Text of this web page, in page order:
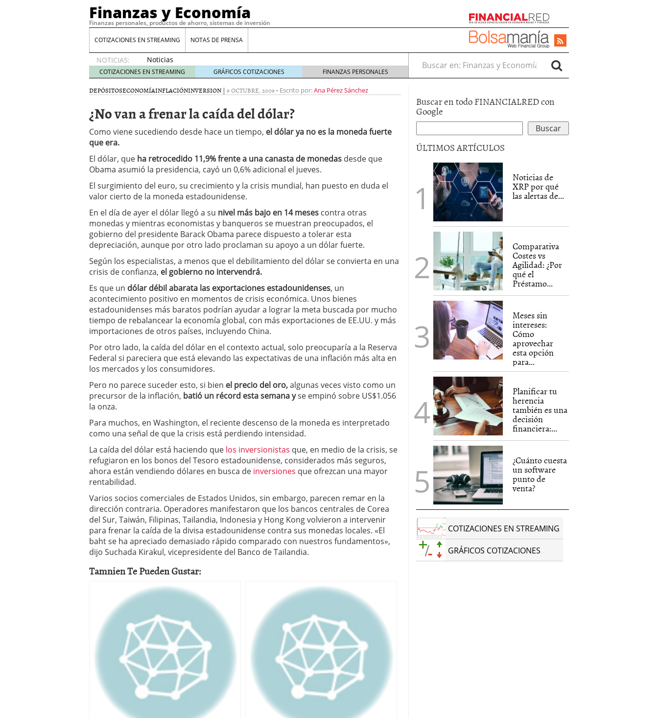
Finanzas y Economía
Finanzas personales, productos de ahorro, sistemas de inversión
COTIZACIONES EN STREAMING NOTAS DE PRENSA
NOTICIAS:
Noticias
de XRP
por qué
las
de
whales
suelen
llegar
de abril
de 2026
Comparativa Costes vs Agilidad: ¿Por qué el Préstamo Promotor privado
acelera la rentabilidad? 12 de diciembre de 2025
Meses sin intereses: Cómo aprovechar esta opción para gestionar tus
24 de noviembre de 2025
Planificar tu herencia también es una decisión financiera: cómo anticiparte
a los costes 21 de noviembre de 2025
¿Cuánto cuesta un software punto de venta? 3 de octubre de 2025
COTIZACIONES EN STREAMING GRÁFICOS COTIZACIONES FINANZAS PERSONALES
Buscar en:
DEPÓSITOSECONOMÍAINFLACIÓNINVERSION | 9 OCTUBRE, 2009- Escrito por:Ana Pérez Sánchez
¿No van a frenar la caída del dólar?
Como viene sucediendo desde hace un tiempo, el dólar ya no es la moneda fuerte
que era.
El dólar, que ha retrocedido 11,9% frente a una canasta de monedas desde que
Obama asumió la presidencia, cayó un 0,6% adicional el jueves.
El surgimiento del euro, su crecimiento y la crisis mundial, han puesto en duda el
valor cierto de la moneda estadounidense.
En el día de ayer el dólar llegó a su nivel más bajo en 14 meses contra otras
monedas y mientras economistas y banqueros se muestran preocupados, el
gobierno del presidente Barack Obama parece dispuesto a tolerar esta
depreciación, aunque por otro lado proclaman su apoyo a un dólar fuerte.
Según los especialistas, a menos que el debilitamiento del dólar se convierta en una
crisis de confianza, el gobierno no intervendrá.
Es que un dólar débil abarata las exportaciones estadounidenses, un
acontecimiento positivo en momentos de crisis económica. Unos bienes
estadounidenses más baratos podrían ayudar a lograr la meta buscada por mucho
tiempo de rebalancear la economía global, con más exportaciones de EE.UU. y más
importaciones de otros países, incluyendo China.
Por otro lado, la caída del dólar en el contexto actual, solo preocuparía a la Reserva
Federal si pareciera que está elevando las expectativas de una inflación más alta en
los mercados y los consumidores.
Pero no parece suceder esto, si bien el precio del oro,algunas veces visto como un
precursor de la inflación, batió un récord esta semana yse empinó sobre US$1.056
la onza.
Para muchos, en Washington, el reciente descenso de la moneda es interpretado
como una señal de que la crisis está perdiendo intensidad.
La caída del dólar está haciendo que los inversionistas que, en medio de la crisis, se
refugiaron en los bonos del Tesoro estadounidense, considerados más seguros,
ahora están vendiendo dólares en busca de inversiones que ofrezcan una mayor
rentabilidad.
Varios socios comerciales de Estados Unidos, sin embargo, parecen remar en la
dirección contraria. Operadores manifestaron que los bancos centrales de Corea
del Sur, Taiwán, Filipinas, Tailandia, Indonesia y Hong Kong volvieron a intervenir
para frenar la caída de la divisa estadounidense contra sus monedas locales. «El
baht se ha apreciado demasiado rápido comparado con nuestros fundamentos»,
dijo Suchada Kirakul, vicepresidente del Banco de Tailandia.
Tamnien Te Pueden Gustar:
Buscar en todo FINANCIALRED con
Google
ÚLTIMOS ARTÍCULOS
Noticias de
XRP por qué
las alertas de...
Comparativa
Costes vs
Agilidad: ¿Por
qué el
Préstamo...
Meses sin
intereses:
Cómo
aprovechar
esta opción
para...
Planificar tu
herencia
también es una
decisión
financiera:...
¿Cuánto cuesta
un software
punto de
venta?
COTIZACIONES EN STREAMING
GRÁFICOS COTIZACIONES